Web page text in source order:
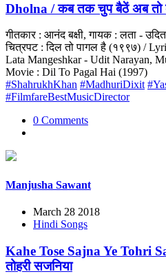
Dholna / कब तक चुप बैठें अब तो
गीतकार : आनंद बक्षी, गायक : लता -
चित्रपट : दिल तो पागल है (१९९७) /
Lata Mangeshkar - Udit Narayan,
Movie : Dil To Pagal Hai (1997)
#ShahrukhKhan #MadhuriDixit
#FilmfareBestMusicDirector
0 Comments
Manjusha Sawant
March 28 2018
Hindi Songs
Kahe Tose Sajna Ye Tohri
तोहरी सजनिया